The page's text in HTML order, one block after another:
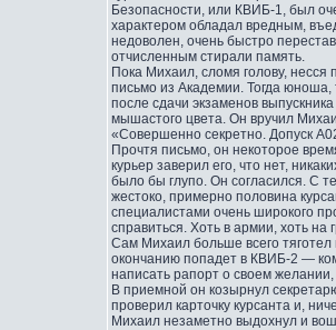
Безопасности, или КВИБ-1, был
характером обладал вредным,
недоволен, очень быстро
отчисленным стирали память.
Пока Михаил, сломя голову, несся
письмо из Академии. Тогда юноша,
после сдачи экзаменов
мышастого цвета. Он вручил
«Совершенно секретно. Допуск
Прочтя письмо, он некоторое
курьер заверил его, что нет,
было бы глупо. Он согласился. С
жестоко, примерно половина
специалистами очень широкого
справиться. Хоть в армии, хоть на
Сам Михаил больше всего
окончанию попадет в КВИБ-2 —
написать рапорт о своем
В приемной он козырнул
проверил карточку курсанта и,
Михаил незаметно выдохнул и